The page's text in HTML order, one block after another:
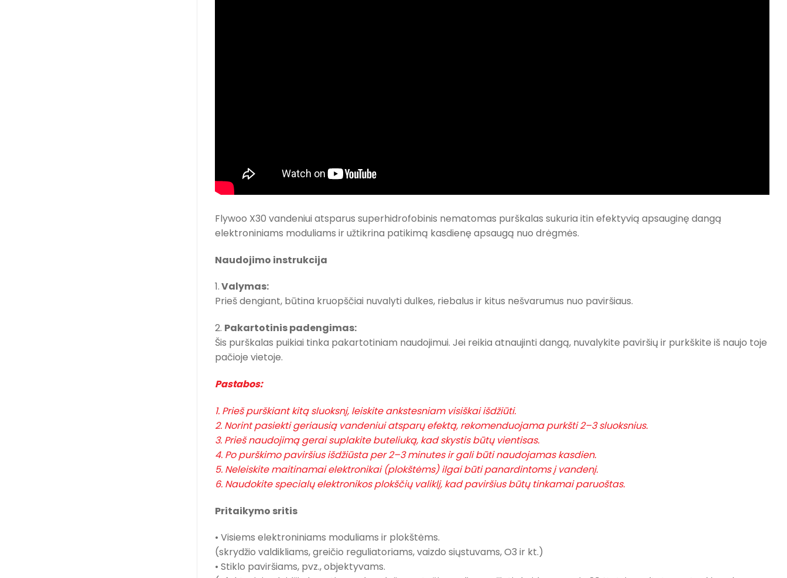
Flywoo X30 vandeniui atsparus superhidrofobinis nematomas purškalas sukuria itin efektyvią apsauginę dangą
elektroniniams moduliams ir užtikrina patikimą kasdienę apsaugą nuo drėgmės.
Naudojimo instrukcija
1.Valymas:
Prieš dengiant, būtina kruopščiai nuvalyti dulkes, riebalus ir kitus nešvarumus nuo paviršiaus.
2. Pakartotinis padengimas:
Šis purškalas puikiai tinka pakartotiniam naudojimui. Jei reikia atnaujinti dangą, nuvalykite paviršių ir purkškite iš naujo toje
pačioje vietoje.
Pastabos:
1. Prieš purškiant kitą sluoksnį, leiskite ankstesniam visiškai išdžiūti.
2. Norint pasiekti geriausią vandeniui atsparų efektą, rekomenduojama purkšti 2–3 sluoksnius.
3. Prieš naudojimą gerai suplakite buteliuką, kad skystis būtų vientisas.
4. Po purškimo paviršius išdžiūsta per 2–3 minutes ir gali būti naudojamas kasdien.
5. Neleiskite maitinamai elektronikai (plokštėms) ilgai būti panardintoms į vandenį.
6. Naudokite specialų elektronikos plokščių valiklį, kad paviršius būtų tinkamai paruoštas.
Pritaikymo sritis
• Visiems elektroniniams moduliams ir plokštėms.
(skrydžio valdikliams, greičio reguliatoriams, vaizdo siųstuvams, O3 ir kt.)
• Stiklo paviršiams, pvz., objektyvams.